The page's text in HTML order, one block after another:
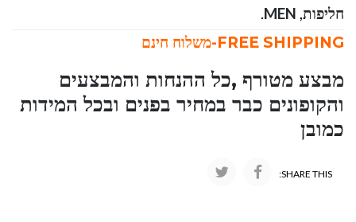
חליפות,
MEN
.
FREE SHIPPING-משלוח חינם
מבצע מטורף ,כל ההנחות והמבצעים
והקופונים כבר במחיר בפנים ובכל המידות
כמובן
SHARE THIS: